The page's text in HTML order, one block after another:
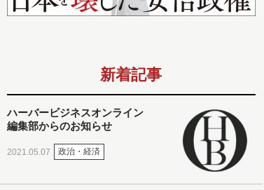
新着記事
ハーバービジネスオンライン
編集部からのお知らせ
2021.05.07 政治・経済